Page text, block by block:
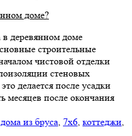
доме?
деревянном доме
строительные
чистовой отделки
стеновых
делается после усадки
месяцев после окончания
дома из бруса, 7х6, коттеджи,